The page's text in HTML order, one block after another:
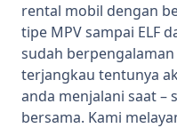
rental mobil dengan
tipe MPV sampai ELF
sudah
terjangkau tentunya
anda menjalani saat –
bersama. Kami